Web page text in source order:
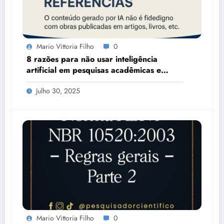
Mario Vittoria Filho 0
8 razões para não usar inteligência
artificial em pesquisas acadêmicas e
estudos científicos
Julho 30, 2025
Mario Vittoria Filho 0